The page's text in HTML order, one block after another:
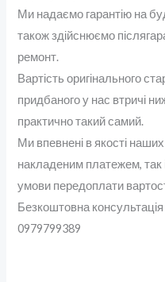
Ми надаємо гарантію на
також здійснюємо
ремонт.
Вартість оригінального
придбаного у нас втричі
практично такий самий.
Ми впевнені в якості
накладеним платежем, так
умови передоплати
Безкоштовна
0979799389